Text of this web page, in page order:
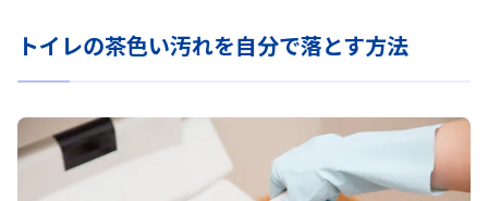
トイレの茶色い汚れを自分で落とす方法